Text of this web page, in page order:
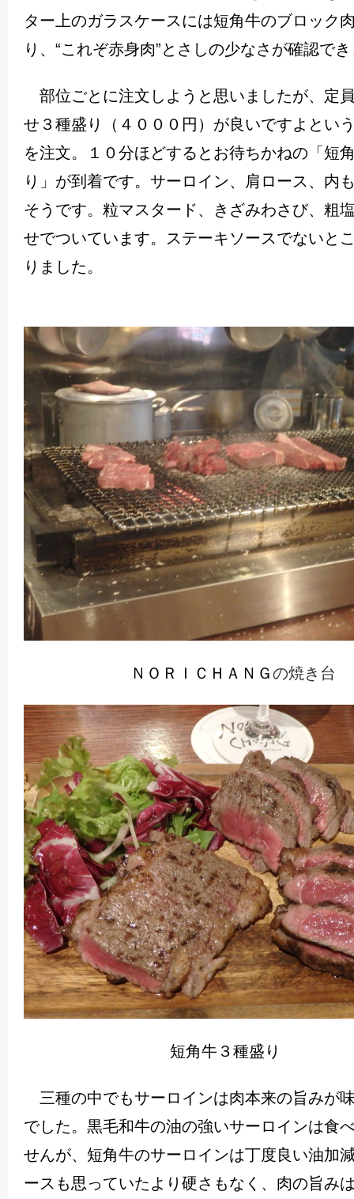
ター上のガラスケースには短角牛のブロック
り、“これぞ赤身肉”とさしの少なさが確認で
部位ごとに注文しようと思いましたが、定
せ３種盛り（４０００円）が良いですよとい
を注文。１０分ほどするとお待ちかねの「短
り」が到着です。サーロイン、肩ロース、内
そうです。粒マスタード、きざみわさび、粗
せでついています。ステーキソースでないと
りました。
ＮＯＲＩＣＨＡＮＧの焼き台
短角牛３種盛り
三種の中でもサーロインは肉本来の旨みが
でした。黒毛和牛の油の強いサーロインは食
せんが、短角牛のサーロインは丁度良い油加
ースも思っていたより硬さもなく、肉の旨み